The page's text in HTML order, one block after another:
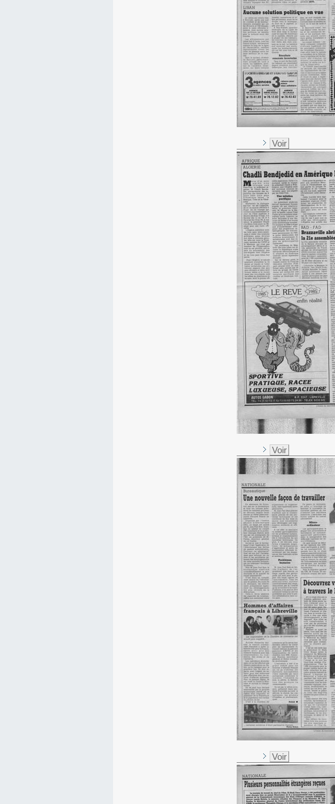
Voir
Voir
Voir